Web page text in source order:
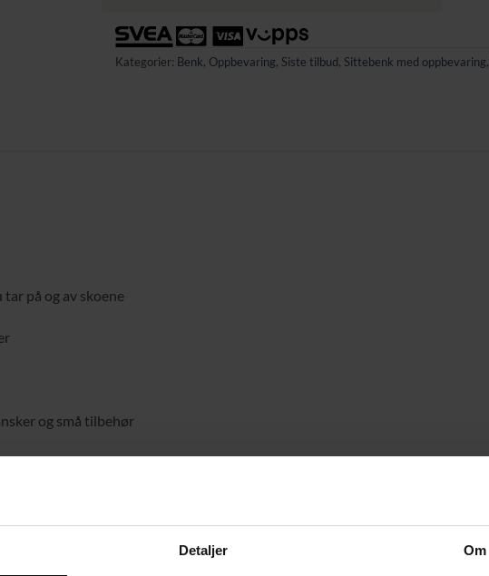
Detaljer Om
Kategorier: Benk, Oppbevaring, Siste tilbud, Sittebenk med oppbevaring,
på og av skoene
og små tilbehør
på ett sted
enkelt av med en fuktig klut
praktisk både når du skal ut og når du kommer hjem